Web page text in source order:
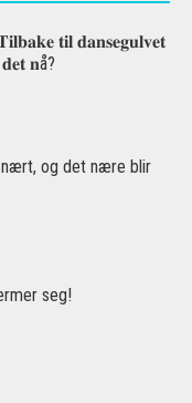
𝐭𝐢𝐥 𝐝𝐚𝐧𝐬𝐞𝐠𝐮𝐥𝐯𝐞𝐭
𝐧å?
og det nære blir
seg!